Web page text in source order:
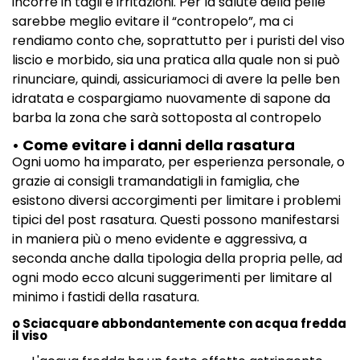
sarebbe meglio evitare il “contropelo”, ma ci
rendiamo conto che, soprattutto per i puristi del viso
liscio e morbido, sia una pratica alla quale non si può
rinunciare, quindi, assicuriamoci di avere la pelle ben
idratata e cospargiamo nuovamente di sapone da
barba la zona che sarà sottoposta al contropelo
• Come evitare i danni della rasatura
Ogni uomo ha imparato, per esperienza personale, o
grazie ai consigli tramandatigli in famiglia, che
esistono diversi accorgimenti per limitare i problemi
tipici del post rasatura. Questi possono manifestarsi
in maniera più o meno evidente e aggressiva, a
seconda anche dalla tipologia della propria pelle, ad
ogni modo ecco alcuni suggerimenti per limitare al
minimo i fastidi della rasatura.
o Sciacquare abbondantemente con acqua fredda
il viso